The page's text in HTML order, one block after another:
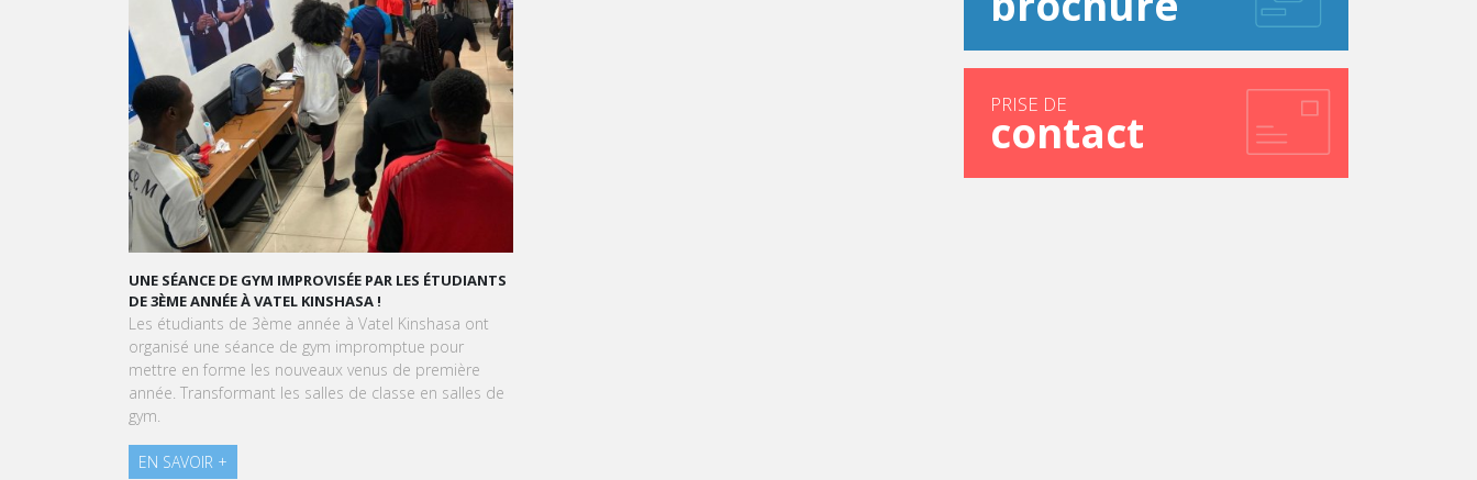
UNE SÉANCE DE GYM IMPROVISÉE PAR LES ÉTUDIANTS
DE 3ÈME ANNÉE À VATEL KINSHASA !
Les étudiants de 3ème année à Vatel Kinshasa ont
organisé une séance de gym impromptue pour
mettre en forme les nouveaux venus de première
année. Transformant les salles de classe en salles de
gym.
EN SAVOIR +
PRISE DE
contact